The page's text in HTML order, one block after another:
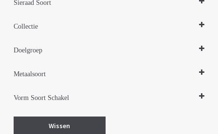
Sieraad Soort
Collectie
Doelgroep
Metaalsoort
Vorm Soort Schakel
Wissen